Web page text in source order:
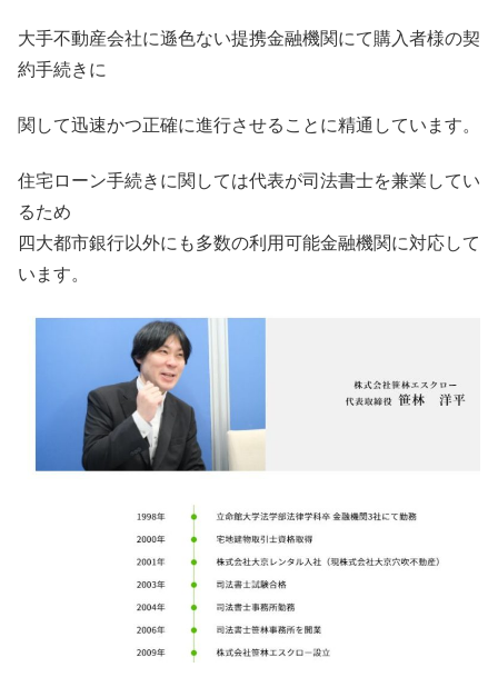
大手不動産会社に遜色ない提携金融機関にて購入者様の契
約手続きに
関して迅速かつ正確に進行させることに精通しています。
住宅ローン手続きに関しては代表が司法書士を兼業してい
るため
四大都市銀行以外にも多数の利用可能金融機関に対応して
います。